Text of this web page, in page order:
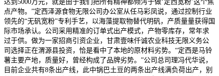
达到5000万元，就是由于我们把所有精神都倾泻于做‘定西宽粉’这个焦
点产物。”定西泽源食物无限公司办公室从任马彩凤说，通过控制行业
领先的“无矾宽粉”专利手艺，以海藻提取物替代明矾，产质量量获得国
际市场承认。公司采用精准的订单式出产模式，产物零库存，常年求
过于供。做为一家招商引资企业，甘肃壹味仟诚农业科技无限义务公
司选择正在渭源县投资，恰是看中了本地的原材料劣势。“定西是马铃
薯主要产地，质量好，曾经构成了品牌劣势。”公司总司理冯代华说，
目前企业共有8条出产线，此中锅巴土豆的两条出产线满负荷出产，别